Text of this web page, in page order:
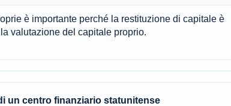
è importante perché la restituzione di capitale è
valutazione del capitale proprio.
un centro finanziario statunitense